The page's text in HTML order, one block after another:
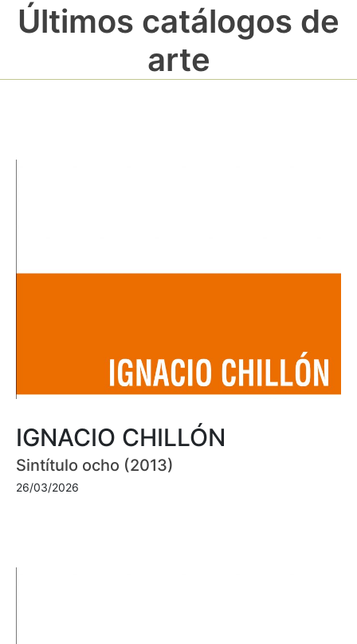
Últimos catálogos de
arte
IGNACIO CHILLÓN
Sintítulo ocho (2013)
26/03/2026